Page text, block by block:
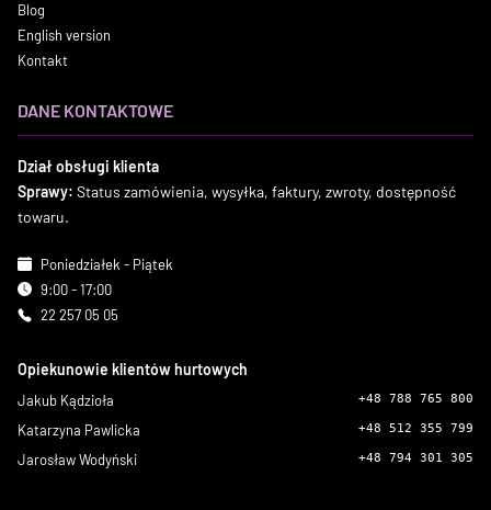
Blog
English version
Kontakt
DANE KONTAKTOWE
Dział obsługi klienta
Sprawy: Status zamówienia, wysyłka, faktury, zwroty, dostępność
towaru.
Poniedziałek - Piątek
9:00 - 17:00
22 257 05 05
Opiekunowie klientów hurtowych
Jakub Kądzioła +48 788 765 800
Katarzyna Pawlicka +48 512 355 799
Jarosław Wodyński +48 794 301 305